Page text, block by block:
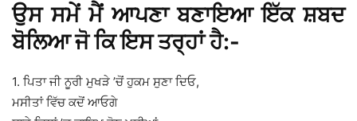
ਉਸ ਸਮੇਂ ਮੈਂ ਆਪਣਾ ਬਣਾਇਆ ਇੱਕ ਸ਼ਬਦ
ਬੋਲਿਆ ਜੋ ਕਿ ਇਸ ਤਰ੍ਹਾਂ ਹੈ:-
1. ਪਿਤਾ ਜੀ ਨੂਰੀ ਮੁਖੜੇ ’ਚੋਂ ਹੁਕਮ ਸੁਣਾ ਦਿਓ,
ਮਸੀਤਾਂ ਵਿੱਚ ਕਦੋਂ ਆਓਗੇ